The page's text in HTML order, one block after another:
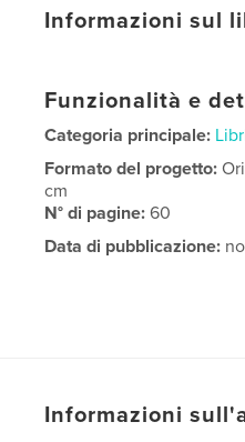
Informazioni sul
Funzionalità e
Categoria principale:
Formato del progetto:
cm
N° di pagine:60
Data di pubblicazione:
Informazioni